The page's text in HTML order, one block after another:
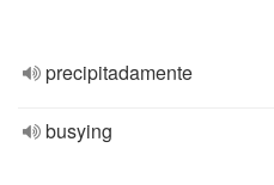
precipitadamente
busying